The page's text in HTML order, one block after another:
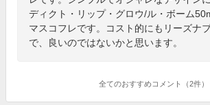
ディクト・リップ・グロウ/ル・ボーム
マスコフレです。コスト的にもリーズナ
で、良いのではないかと思います。
全てのおすすめコメント（2件）